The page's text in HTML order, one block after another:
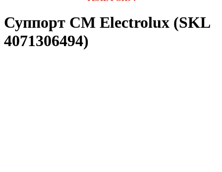
Суппорт СМ Electrolux (SKL
4071306494)